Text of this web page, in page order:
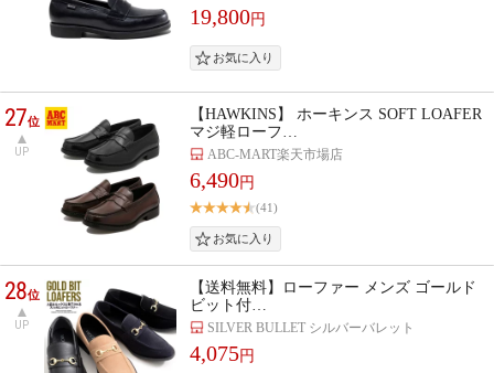
19,800円
27位
UP
【HAWKINS】 ホーキンス SOFT LOAFER
マジ軽ローフ…
ABC-MART楽天市場店
6,490円
(41)
28位
UP
【送料無料】ローファー メンズ ゴールド
ビット付…
SILVER BULLET シルバーバレット
4,075円